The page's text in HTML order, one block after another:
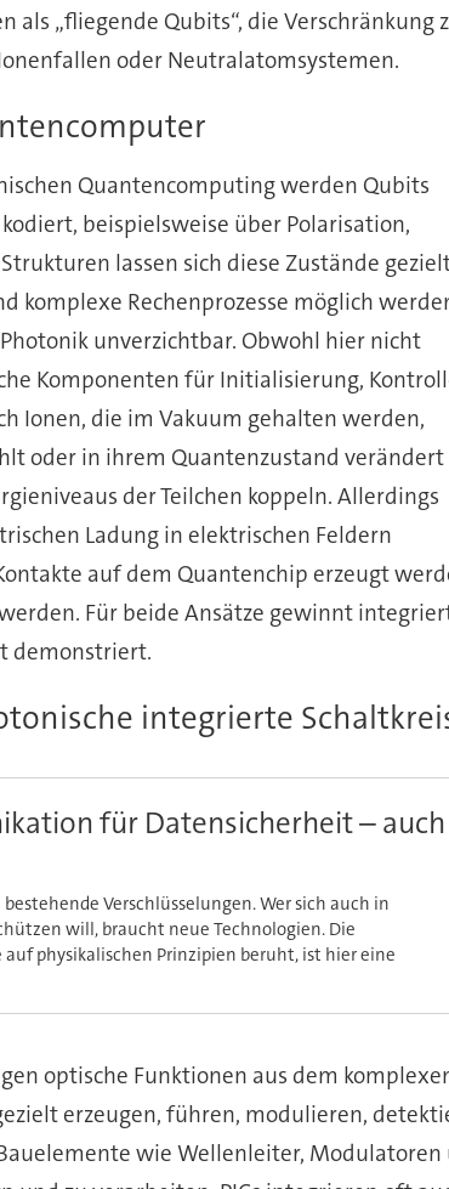
als „fliegende Qubits“, die
oder Neutralatomsystemen.
Quantencomputing werden Qubits
beispielsweise über Polarisation,
lassen sich diese Zustände
komplexe Rechenprozesse möglich
unverzichtbar. Obwohl hier nicht
Komponenten für Initialisierung,
Ionen, die im Vakuum gehalten werden,
oder in ihrem Quantenzustand verändert
der Teilchen koppeln. Allerdings
Ladung in elektrischen Feldern
auf dem Quantenchip erzeugt
Für beide Ansätze gewinnt
demonstriert.
integrierte
für Datensicherheit – auch
Verschlüsselungen. Wer sich auch in
will, braucht neue Technologien. Die
physikalischen Prinzipien beruht, ist hier eine
optische Funktionen aus dem
erzeugen, führen, modulieren,
wie Wellenleiter,